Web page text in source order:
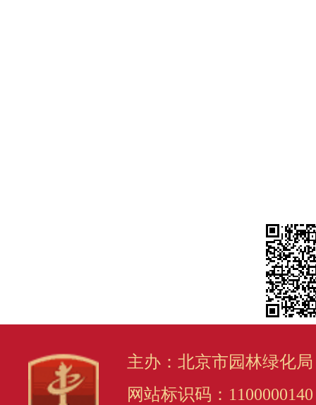
主办：北京市园林绿化
网站标识码：1100000140